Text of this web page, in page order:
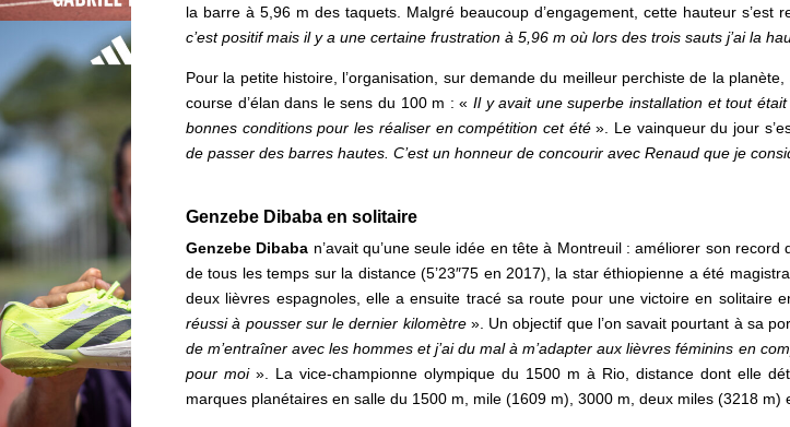
la barre à 5,96 m des taquets. Malgré beaucoup d’engagement, cette hauteur
c’est positif mais il y a une certaine frustration à 5,96 m où lors des trois sauts j’ai la
Pour la petite histoire, l’organisation, sur demande du meilleur perchiste de la
course d’élan dans le sens du 100 m : « Il y avait une superbe installation et tout
bonnes conditions pour les réaliser en compétition cet été». Le vainqueur du jour
de passer des barres hautes. C’est un honneur de concourir avec Renaud que je
Genzebe Dibaba en solitaire
Genzebe Dibaba n’avait qu’une seule idée en tête à Montreuil : améliorer son record
de tous les temps sur la distance (5’23″75 en 2017), la star éthiopienne a été
deux lièvres espagnoles, elle a ensuite tracé sa route pour une victoire en solitaire
réussi à pousser sur le dernier kilomètre». Un objectif que l’on savait pourtant à sa
de m’entraîner avec les hommes et j’ai du mal à m’adapter auxlièvres féminins en
pour moi». La vice-championne olympique du 1500 m à Rio, distance dont elle
marques planétaires en salle du 1500 m, mile (1609 m), 3000 m, deux miles (3218 m)